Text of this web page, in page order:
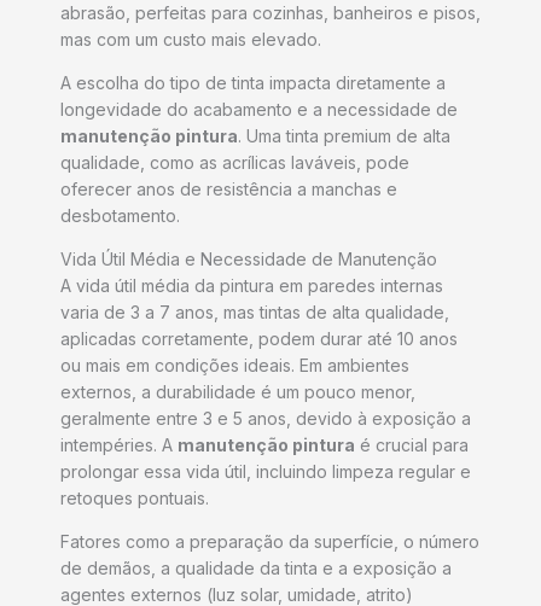
abrasão, perfeitas para cozinhas, banheiros e pisos,
mas com um custo mais elevado.
A escolha do tipo de tinta impacta diretamente a
longevidade do acabamento e a necessidade de
manutenção pintura. Uma tinta premium de alta
qualidade, como as acrílicas laváveis, pode
oferecer anos de resistência a manchas e
desbotamento.
Vida Útil Média e Necessidade de Manutenção
A vida útil média da pintura em paredes internas
varia de 3 a 7 anos, mas tintas de alta qualidade,
aplicadas corretamente, podem durar até 10 anos
ou mais em condições ideais. Em ambientes
externos, a durabilidade é um pouco menor,
geralmente entre 3 e 5 anos, devido à exposição a
intempéries. A manutenção pintura é crucial para
prolongar essa vida útil, incluindo limpeza regular e
retoques pontuais.
Fatores como a preparação da superfície, o número
de demãos, a qualidade da tinta e a exposição a
agentes externos (luz solar, umidade, atrito)